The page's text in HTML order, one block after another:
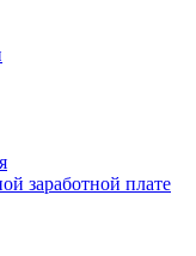
заработной плате